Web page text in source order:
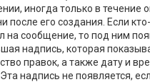
иногда только в течение
после его создания. Если
на сообщение, то под ним
надпись, которая
правок, а также дату и
надпись не появляется,